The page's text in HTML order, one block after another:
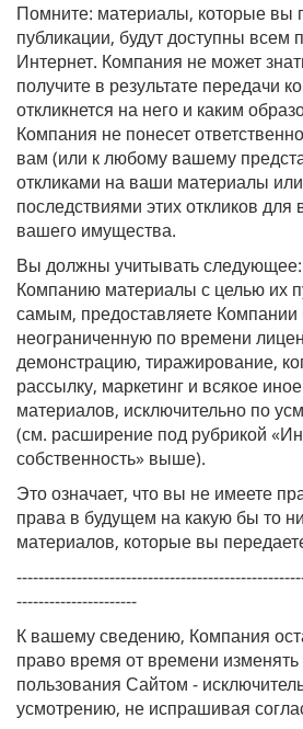
Помните: материалы, которые вы
публикации, будут доступны всем
Интернет. Компания не может
получите в результате передачи
откликнется на него и каким
Компания не понесет
вам (или к любому вашему
откликами на ваши материалы
последствиями этих откликов для
вашего имущества.
Вы должны учитывать следующее:
Компанию материалы с целью их
самым, предоставляете Компании
неограниченную по времени
демонстрацию, тиражирование,
рассылку, маркетинг и всякое
материалов, исключительно по
(см. расширение под рубрикой
собственность» выше).
Это означает, что вы не имеете
права в будущем на какую бы то
материалов, которые вы
----------------------
К вашему сведению, Компания
право время от времени изменять
пользования Сайтом -
усмотрению, не испрашивая